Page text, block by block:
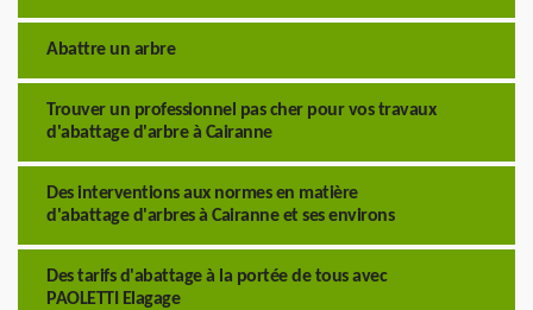
Abattre un arbre
Trouver un professionnel pas cher pour vos travaux
d'abattage d'arbre à Cairanne
Des interventions aux normes en matière
d'abattage d'arbres à Cairanne et ses environs
Des tarifs d'abattage à la portée de tous avec
PAOLETTI Elagage